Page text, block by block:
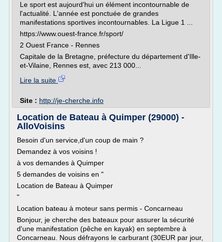
Le sport est aujourd'hui un élément incontournable de
l'actualité. L'année est ponctuée de grandes
manifestations sportives incontournables. La Ligue 1 ...
https://www.ouest-france.fr/sport/
2 Ouest France - Rennes
Capitale de la Bretagne, préfecture du département d'Ille-
et-Vilaine, Rennes est, avec 213 000...
Lire la suite
Site : http://je-cherche.info
Location de Bateau à Quimper (29000) -
AlloVoisins
Besoin d'un service,d'un coup de main ?
Demandez à vos voisins !
à vos demandes à Quimper
5 demandes de voisins en "
Location de Bateau à Quimper
"
Location bateau à moteur sans permis - Concarneau
Bonjour, je cherche des bateaux pour assurer la sécurité
d'une manifestation (pêche en kayak) en septembre à
Concarneau. Nous défrayons le carburant (30EUR par jour,